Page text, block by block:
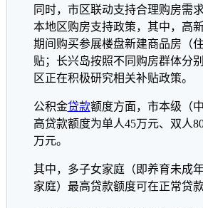
同时，市区联动支持合理购房需
本地区购房支持政策，其中，高
期间购买参展楼盘新建商品房（
贴；长兴岛按照不同购房群体分
区正在积极研究相关补贴政策。
公积金贷款额度方面，市本级（
高贷款额度为单人45万元、双人
万元。
其中，多子女家庭（即养育未成
家庭）最高贷款额度可在正常贷